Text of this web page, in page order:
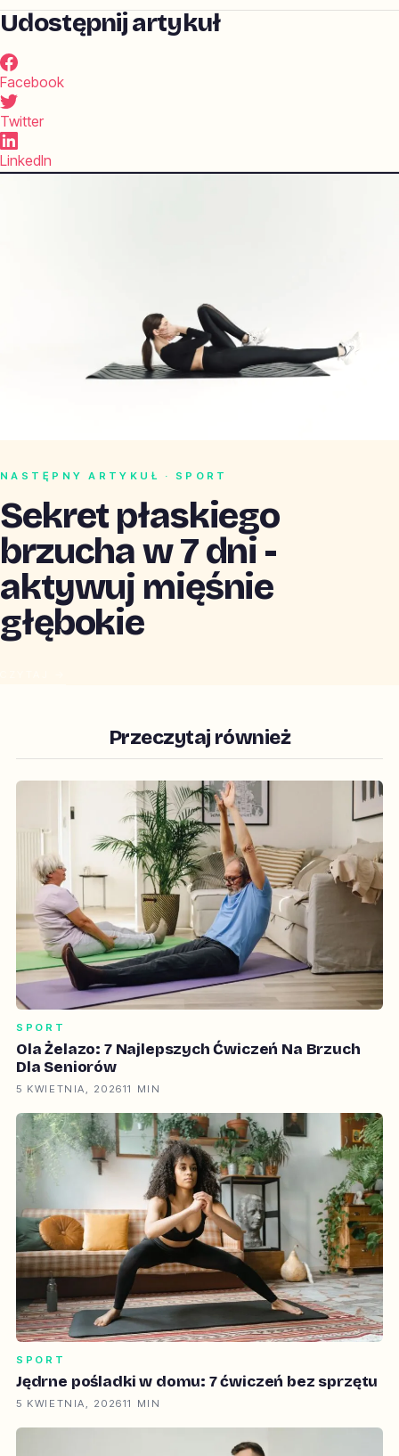
Udostępnij artykuł
Facebook
Twitter
LinkedIn
NASTĘPNY ARTYKUŁ · SPORT
Sekret płaskiego
brzucha w 7 dni -
aktywuj mięśnie
głębokie
Przeczytaj również
SPORT
Ola Żelazo: 7 Najlepszych Ćwiczeń Na Brzuch
Dla Seniorów
5 KWIETNIA, 202611 MIN
SPORT
Jędrne pośladki w domu: 7 ćwiczeń bez sprzętu
5 KWIETNIA, 202611 MIN